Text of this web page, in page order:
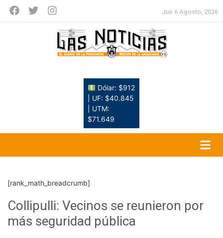
Jue 6 Agosto, 2026
Dólar: $912
| UF: $40.845
| UTM:
$71.649
[rank_math_breadcrumb]
Collipulli: Vecinos se reunieron por
más seguridad pública